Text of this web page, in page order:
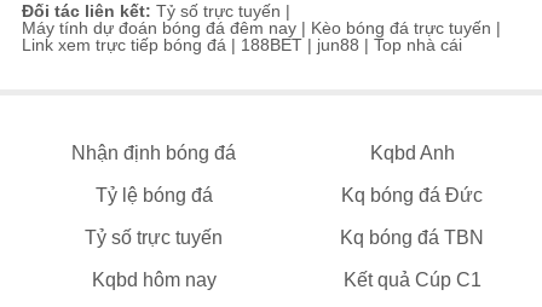
Đối tác liên kết: Tỷ số trực tuyến |
Máy tính dự đoán bóng đá đêm nay | Kèo bóng đá trực tuyến |
Link xem trực tiếp bóng đá | 188BET | jun88 | Top nhà cái
Nhận định bóng đá Kqbd Anh
Tỷ lệ bóng đá Kq bóng đá Đức
Tỷ số trực tuyến Kq bóng đá TBN
Kqbd hôm nay Kết quả Cúp C1